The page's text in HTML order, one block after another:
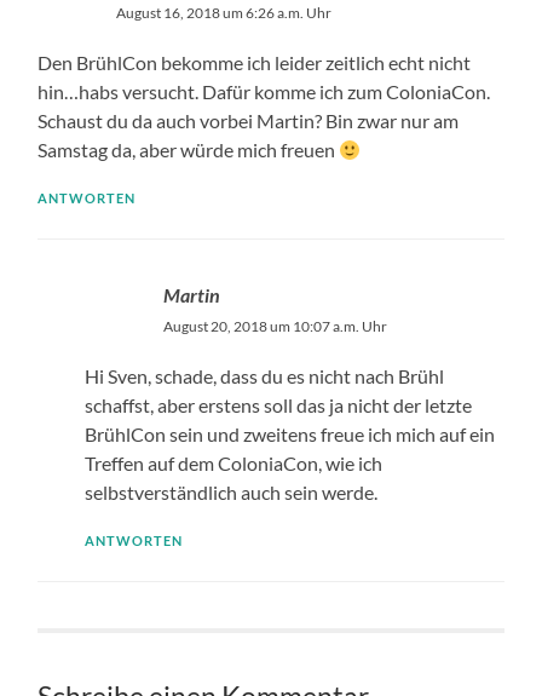
August 16, 2018 um 6:26 a.m. Uhr
Den BrühlCon bekomme ich leider zeitlich echt nicht
hin…habs versucht. Dafür komme ich zum ColoniaCon.
Schaust du da auch vorbei Martin? Bin zwar nur am
Samstag da, aber würde mich freuen
ANTWORTEN
Martin
August 20, 2018 um 10:07 a.m. Uhr
Hi Sven, schade, dass du es nicht nach Brühl
schaffst, aber erstens soll das ja nicht der letzte
BrühlCon sein und zweitens freue ich mich auf ein
Treffen auf dem ColoniaCon, wie ich
selbstverständlich auch sein werde.
ANTWORTEN